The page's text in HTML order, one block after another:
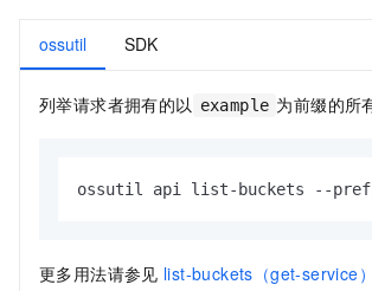
ossutil SDK
列举请求者拥有的以 example 为前缀的所
ossutil api list-buckets --
更多用法请参见 list-buckets（get-service）